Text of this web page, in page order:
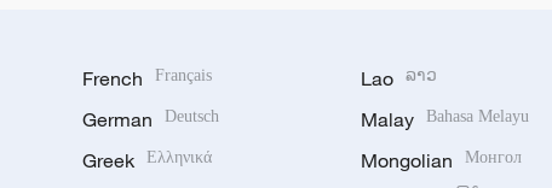
French Français
German Deutsch
Greek Ελληνικά
Lao ລາວ
Malay Bahasa Melayu
Mongolian Монгол